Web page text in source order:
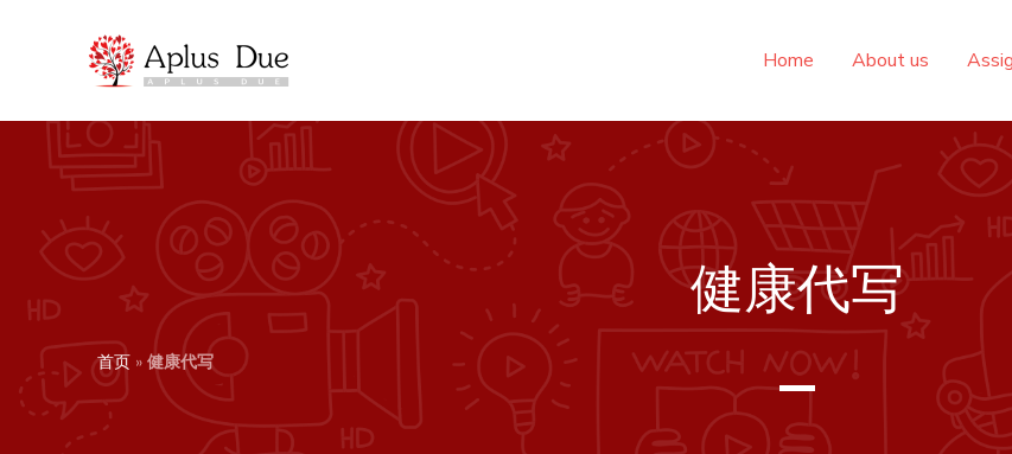
容
Home About us
健康代写
首页 » 健康代写